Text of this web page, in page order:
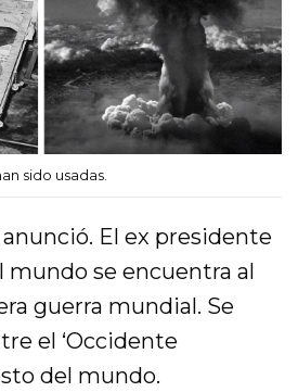
sido usadas.
El ex presidente
mundo se encuentra al
guerra mundial. Se
el ‘Occidente
del mundo.